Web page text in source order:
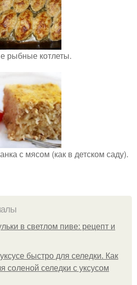
рыбные котлеты.
с мясом (как в детском саду).
в светлом пиве: рецепт и
быстро для селедки. Как
соленой селедки с уксусом